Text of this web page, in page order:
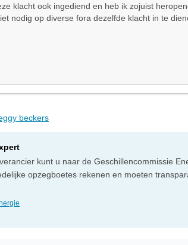
klacht ook ingediend en heb ik zojuist
nodig op diverse fora dezelfde klacht in te
beckers
kunt u naar de Geschillencommissie
opzegboetes rekenen en moeten